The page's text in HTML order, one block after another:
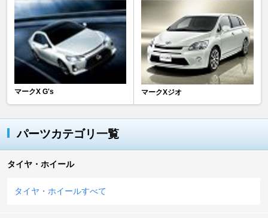
マークX G's マークXジオ
パーツカテゴリ一覧
タイヤ・ホイール
タイヤ・ホイールすべて